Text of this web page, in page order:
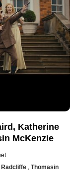
Katherine
McKenzie
Radcliffe , Thomasin